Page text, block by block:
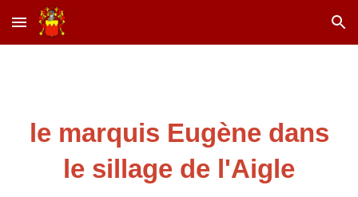
Skip to main content Skip to navigation
le marquis Eugène dans
le sillage de l'Aigle